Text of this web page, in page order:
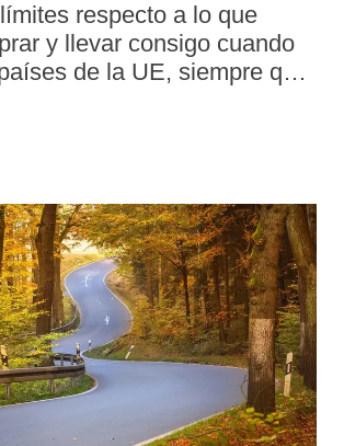
respecto a lo que
y llevar consigo cuando
de la UE, siempre que
ningún pago adicional
de la UE.